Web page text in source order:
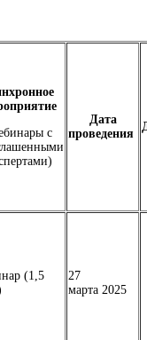
с
Дата
проведения
(1,5
27
марта 2025